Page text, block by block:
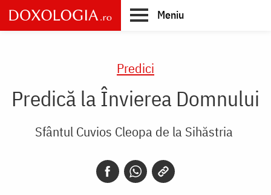
Skip
to
main
Meniu
Predici
Predică la Învierea Domnului
Sfântul Cuvios Cleopa de la Sihăstria